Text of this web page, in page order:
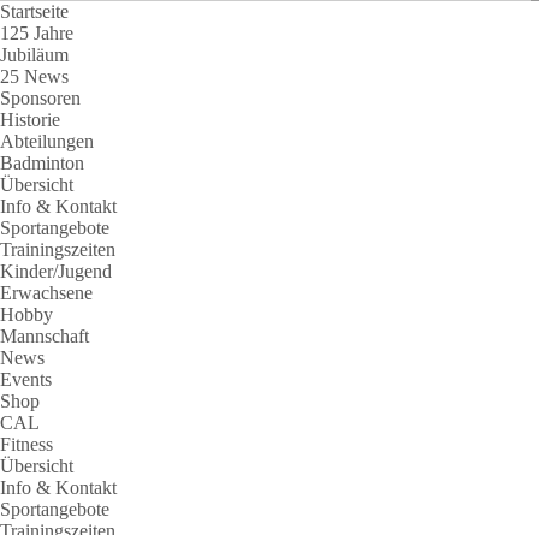
Startseite
125 Jahre
Jubiläum
25 News
Sponsoren
Historie
Abteilungen
Badminton
Übersicht
Info & Kontakt
Sportangebote
Trainingszeiten
Kinder/Jugend
Erwachsene
Hobby
Mannschaft
News
Events
Shop
CAL
Fitness
Übersicht
Info & Kontakt
Sportangebote
Trainingszeiten